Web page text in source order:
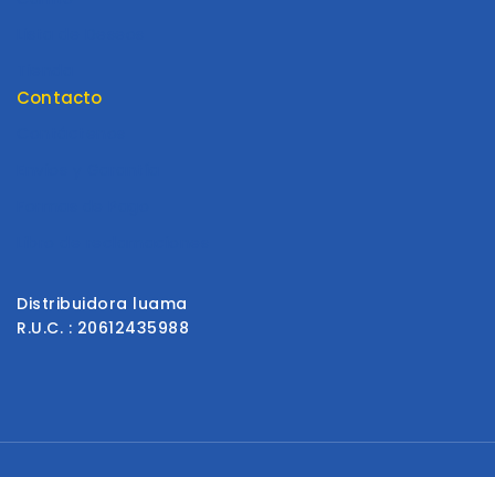
Contacto
Distribuidora luama
R.U.C. : 20612435988